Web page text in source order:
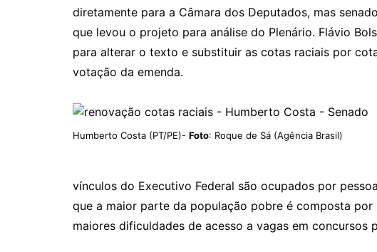
diretamente para a Câmara dos Deputados, mas
que levou o projeto para análise do Plenário. Flávio
para alterar o texto e substituir as cotas raciais por
votação da emenda.
Humberto Costa (PT/PE)- Foto: Roque de Sá (Agência Brasil)
vínculos do Executivo Federal são ocupados por
que a maior parte da população pobre é composta por
maiores dificuldades de acesso a vagas em concursos